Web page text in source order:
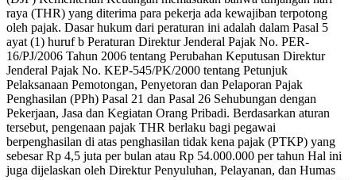
raya (THR) yang diterima para pekerja ada kewajiban terpotong
oleh pajak. Dasar hukum dari peraturan ini adalah dalam Pasal 5
ayat (1) huruf b Peraturan Direktur Jenderal Pajak No. PER-
16/PJ/2006 Tahun 2006 tentang Perubahan Keputusan Direktur
Jenderal Pajak No. KEP-545/PK/2000 tentang Petunjuk
Pelaksanaan Pemotongan, Penyetoran dan Pelaporan Pajak
Penghasilan (PPh) Pasal 21 dan Pasal 26 Sehubungan dengan
Pekerjaan, Jasa dan Kegiatan Orang Pribadi. Berdasarkan aturan
tersebut, pengenaan pajak THR berlaku bagi pegawai
berpenghasilan di atas penghasilan tidak kena pajak (PTKP) yang
sebesar Rp 4,5 juta per bulan atau Rp 54.000.000 per tahun Hal ini
juga dijelaskan oleh Direktur Penyuluhan, Pelayanan, dan Humas